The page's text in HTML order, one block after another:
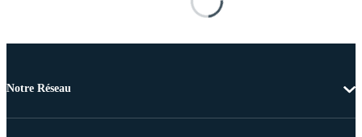
Notre Réseau